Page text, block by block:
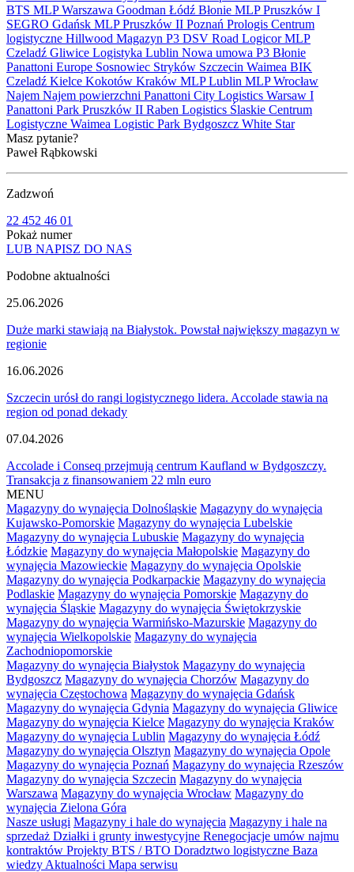
BTS MLPWarszawa Goodman Łódź Błonie MLP Pruszków I
SEGRO Gdańsk MLP Pruszków II Poznań Prologis Centrum
logistyczne Hillwood Magazyn P3 DSV Road LogicorMLP
Czeladź Gliwice Logistyka Lublin Nowa umowa P3 Błonie
Panattoni Europe Sosnowiec Stryków Szczecin Waimea BIK
Czeladź Kielce Kokotów Kraków MLP Lublin MLP Wrocław
Najem Najem powierzchni Panattoni City Logistics Warsaw I
Panattoni Park Pruszków II Raben Logistics Ślaskie Centrum
Logistyczne Waimea Logistic Park Bydgoszcz White Star
Masz pytanie?
Paweł Rąbkowski
Zadzwoń
22 452 46 01
Pokaż numer
LUB NAPISZ DO NAS
Podobne aktualności
25.06.2026
Duże marki stawiają na Białystok. Powstał największy magazyn w
regionie
16.06.2026
Szczecin urósł do rangi logistycznego lidera. Accolade stawia na
region od ponad dekady
07.04.2026
Accolade i Conseq przejmują centrum Kaufland w Bydgoszczy.
Transakcja z finansowaniem 22 mln euro
MENU
Magazyny do wynajęcia Dolnośląskie Magazyny do wynajęcia
Kujawsko-Pomorskie Magazyny do wynajęcia Lubelskie
Magazyny do wynajęcia Lubuskie Magazyny do wynajęcia
Łódzkie Magazyny do wynajęcia Małopolskie Magazyny do
wynajęcia Mazowieckie Magazyny do wynajęcia Opolskie
Magazyny do wynajęcia Podkarpackie Magazyny do wynajęcia
Podlaskie Magazyny do wynajęcia Pomorskie Magazyny do
wynajęcia Śląskie Magazyny do wynajęcia Świętokrzyskie
Magazyny do wynajęcia Warmińsko-Mazurskie Magazyny do
wynajęcia Wielkopolskie Magazyny do wynajęcia
Zachodniopomorskie
Magazyny do wynajęcia Białystok Magazyny do wynajęcia
Bydgoszcz Magazyny do wynajęcia Chorzów Magazyny do
wynajęcia Częstochowa Magazyny do wynajęcia Gdańsk
Magazyny do wynajęcia Gdynia Magazyny do wynajęcia Gliwice
Magazyny do wynajęcia Kielce Magazyny do wynajęcia Kraków
Magazyny do wynajęcia Lublin Magazyny do wynajęcia Łódź
Magazyny do wynajęcia Olsztyn Magazyny do wynajęcia Opole
Magazyny do wynajęcia Poznań Magazyny do wynajęcia Rzeszów
Magazyny do wynajęcia Szczecin Magazyny do wynajęcia
Warszawa Magazyny do wynajęcia Wrocław Magazyny do
wynajęcia Zielona Góra
Nasze usługi Magazyny i hale do wynajęcia Magazyny i hale na
sprzedaż Działki i grunty inwestycyjne Renegocjacje umów najmu
kontraktów Projekty BTS / BTO Doradztwo logistyczne Baza
wiedzy Aktualności Mapa serwisu